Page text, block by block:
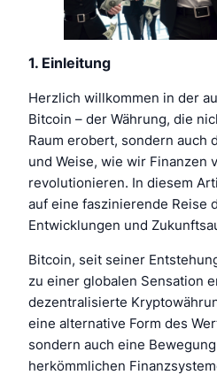
1. Einleitung
Herzlich willkommen in der
Bitcoin – der Währung, die
Raum erobert, sondern auch
und Weise, wie wir Finanzen
revolutionieren. In diesem
auf eine faszinierende Reise
Entwicklungen und
Bitcoin, seit seiner
zu einer globalen Sensation
dezentralisierte
eine alternative Form des
sondern auch eine
herkömmlichen